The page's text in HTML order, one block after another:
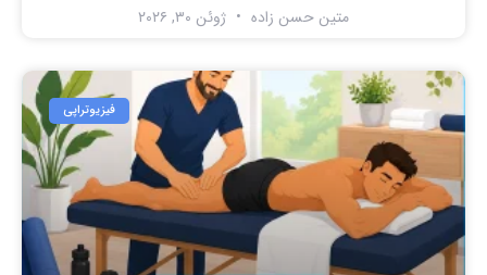
متین حسن زاده ژوئن ۳۰, ۲۰۲۶
فیزیوتراپی